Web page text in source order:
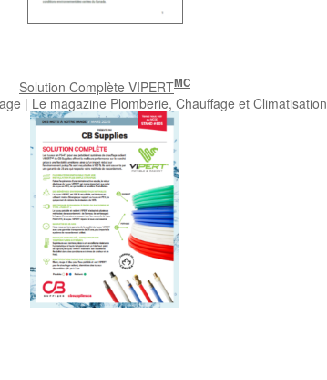
Solution Complète VIPERTMC
| Le magazine Plomberie, Chauffage et Climatisation